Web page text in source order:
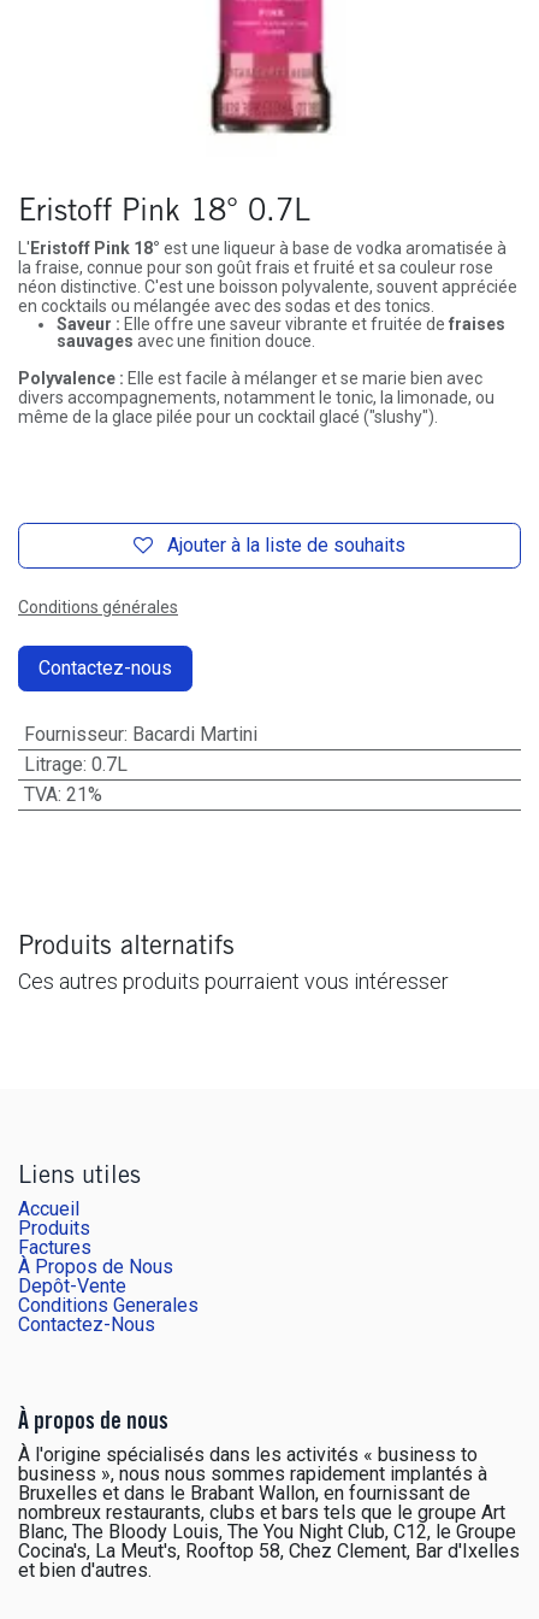
Eristoff Pink 18° 0.7L
L' Eristoff Pink 18° est une liqueur à base de vodka aromatisée à
la fraise, connue pour son goût frais et fruité et sa couleur rose
néon distinctive. C'est une boisson polyvalente, souvent appréciée
en cocktails ou mélangée avec des sodas et des tonics.
Saveur : Elle offre une saveur vibrante et fruitée de fraises
sauvages avec une finition douce.
Polyvalence : Elle est facile à mélanger et se marie bien avec
divers accompagnements, notamment le tonic, la limonade, ou
même de la glace pilée pour un cocktail glacé ("slushy").
Ajouter à la liste de souhaits
Conditions générales
Contactez-nous
Fournisseur: Bacardi Martini
Litrage: 0.7L
TVA: 21%
Produits alternatifs
Ces autres produits pourraient vous intéresser
Liens utiles
Accueil
Produits
Factures
À Propos de Nous
Depôt-Vente
Conditions Generales
Contactez-Nous
À propos de nous
À l'origine spécialisés dans les activités « business to
business », nous nous sommes rapidement implantés à
Bruxelles et dans le Brabant Wallon, en fournissant de
nombreux restaurants, clubs et bars tels que le groupe Art
Blanc, The Bloody Louis, The You Night Club, C12, le Groupe
Cocina's, La Meut's, Rooftop 58, Chez Clement, Bar d'Ixelles
et bien d'autres.